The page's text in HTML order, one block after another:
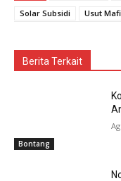
Solar Subsidi
Usut
Berita Terkait
Bontang